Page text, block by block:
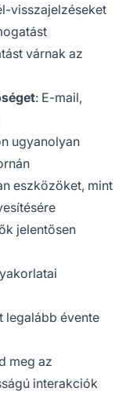
visszajelzéseket
várnak az
: E-mail,
ugyanolyan
eszközöket, mint
jelentősen
legalább évente
meg az
interakciók